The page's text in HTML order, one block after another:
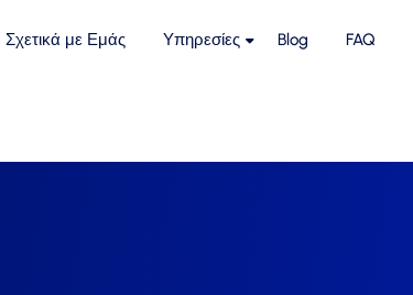
Σχετικά με Εμάς Υπηρεσίες Blog FAQ